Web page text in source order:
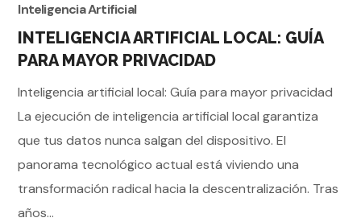
Inteligencia Artificial
INTELIGENCIA ARTIFICIAL LOCAL: GUÍA
PARA MAYOR PRIVACIDAD
Inteligencia artificial local: Guía para mayor privacidad
La ejecución de inteligencia artificial local garantiza
que tus datos nunca salgan del dispositivo. El
panorama tecnológico actual está viviendo una
transformación radical hacia la descentralización. Tras
años...